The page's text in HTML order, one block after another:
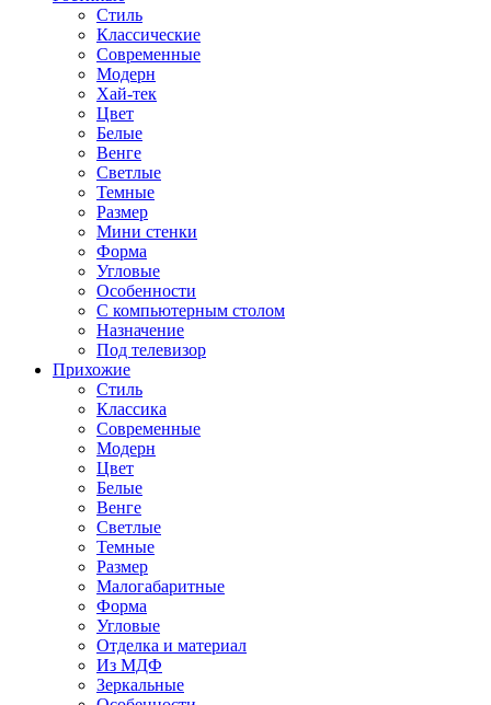
Стиль
Классические
Современные
Модерн
Хай-тек
Цвет
Белые
Венге
Светлые
Темные
Размер
Мини стенки
Форма
Угловые
Особенности
С компьютерным столом
Назначение
Под телевизор
Прихожие
Стиль
Классика
Современные
Модерн
Цвет
Белые
Венге
Светлые
Темные
Размер
Малогабаритные
Форма
Угловые
Отделка и материал
Из МДФ
Зеркальные